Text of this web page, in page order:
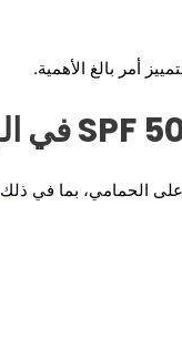
أمر بالغ الأهمية.
الحمامي، بما في ذلك